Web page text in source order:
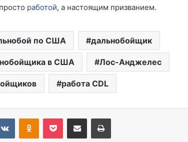
работой, а настоящим призванием.
по США дальнобойщик
в США Лос-Анджелес
работа CDL
VKontakteOdnoklassniki
Pocket Share via Email Print